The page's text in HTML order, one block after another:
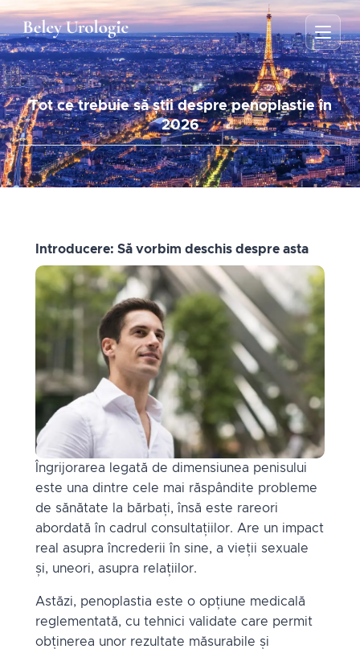
Tot ce trebuie să știi despre penoplastie în
2026
Introducere: Să vorbim deschis despre asta
Îngrijorarea legată de dimensiunea penisului
este una dintre cele mai răspândite probleme
de sănătate la bărbați, însă este rareori
abordată în cadrul consultațiilor. Are un impact
real asupra încrederii în sine, a vieții sexuale
și, uneori, asupra relațiilor.
Astăzi, penoplastia este o opțiune medicală
reglementată, cu tehnici validate care permit
obținerea unor rezultate măsurabile și